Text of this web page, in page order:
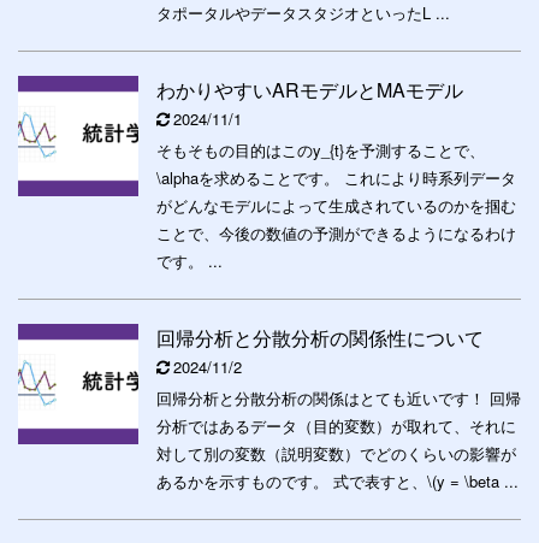
タポータルやデータスタジオといったL ...
わかりやすいARモデルとMAモデル
2024/11/1
そもそもの目的はこのy_{t}を予測することで、
\alphaを求めることです。 これにより時系列データ
がどんなモデルによって生成されているのかを掴む
ことで、今後の数値の予測ができるようになるわけ
です。 ...
回帰分析と分散分析の関係性について
2024/11/2
回帰分析と分散分析の関係はとても近いです！ 回帰
分析ではあるデータ（目的変数）が取れて、それに
対して別の変数（説明変数）でどのくらいの影響が
あるかを示すものです。 式で表すと、\(y = \beta ...